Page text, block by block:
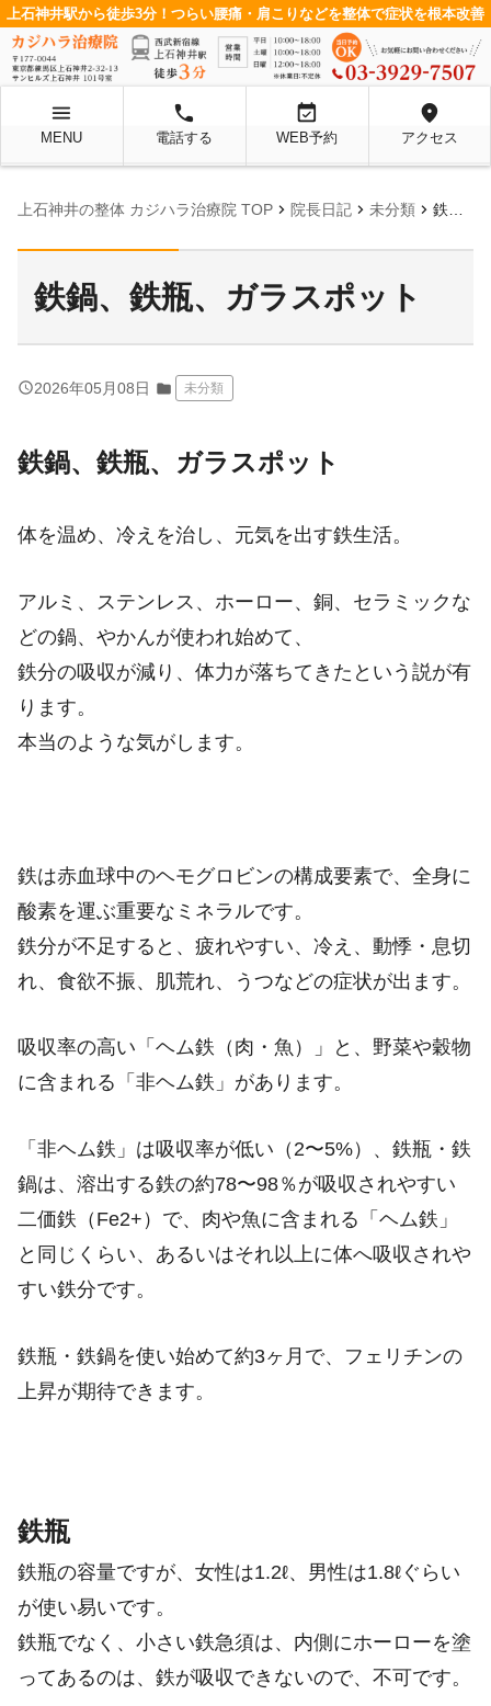
上石神井駅から徒歩3分！つらい腰痛・肩こりなどを整体で症状を根本改善
menu
MENU
local_phone
電話する
event_available
WEB予約
location_on
アクセス
上石神井の整体 カジハラ治療院 TOP chevron_right 院長日記 chevron_right 未分類 chevron_right 鉄鍋、鉄瓶、ガラスポット
鉄鍋、鉄瓶、ガラスポット
query_builder2026年05月08日 folder 未分類
鉄鍋、鉄瓶、ガラスポット
体を温め、冷えを治し、元気を出す鉄生活。
アルミ、ステンレス、ホーロー、銅、セラミックな
どの鍋、やかんが使われ始めて、
鉄分の吸収が減り、体力が落ちてきたという説が有
ります。
本当のような気がします。
鉄は赤血球中のヘモグロビンの構成要素で、全身に
酸素を運ぶ重要なミネラルです。
鉄分が不足すると、疲れやすい、冷え、動悸・息切
れ、食欲不振、肌荒れ、うつなどの症状が出ます。
吸収率の高い「ヘム鉄（肉・魚）」と、野菜や穀物
に含まれる「非ヘム鉄」があります。
「非ヘム鉄」は吸収率が低い（2〜5%）、鉄瓶・鉄
鍋は、溶出する鉄の約78〜98％が吸収されやすい
二価鉄（Fe2+）で、肉や魚に含まれる「ヘム鉄」
と同じくらい、あるいはそれ以上に体へ吸収されや
すい鉄分です。
鉄瓶・鉄鍋を使い始めて約3ヶ月で、フェリチンの
上昇が期待できます。
鉄瓶
鉄瓶の容量ですが、女性は1.2ℓ、男性は1.8ℓぐらい
が使い易いです。
鉄瓶でなく、小さい鉄急須は、内側にホーローを塗
ってあるのは、鉄が吸収できないので、不可です。